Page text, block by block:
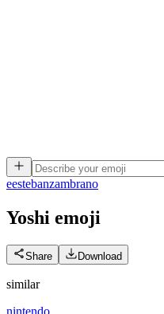
eestebanzambrano
Yoshi emoji
Share Download
similar
nintendo